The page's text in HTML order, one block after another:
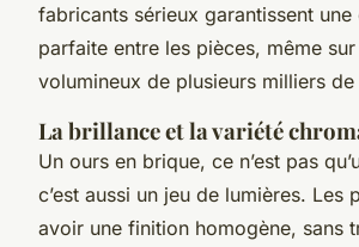
fabricants sérieux garantissent
parfaite entre les pièces, même
volumineux de plusieurs milliers
La brillance et la variété
Un ours en brique, ce n’est pas
c’est aussi un jeu de lumières. Les
avoir une finition homogène, sans